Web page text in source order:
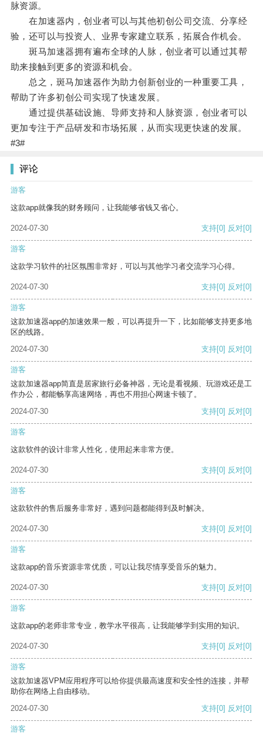
脉资源。
在加速器内，创业者可以与其他初创公司交流、分享经
验，还可以与投资人、业界专家建立联系，拓展合作机会。
斑马加速器拥有遍布全球的人脉，创业者可以通过其帮
助来接触到更多的资源和机会。
总之，斑马加速器作为助力创新创业的一种重要工具，
帮助了许多初创公司实现了快速发展。
通过提供基础设施、导师支持和人脉资源，创业者可以
更加专注于产品研发和市场拓展，从而实现更快速的发展。
#3#
评论
游客
这款app就像我的财务顾问，让我能够省钱又省心。
2024-07-30 支持[0] 反对[0]
游客
这款学习软件的社区氛围非常好，可以与其他学习者交流学习心得。
2024-07-30 支持[0] 反对[0]
游客
这款加速器app的加速效果一般，可以再提升一下，比如能够支持更多地
区的线路。
2024-07-30
支持[0] 反对[0]
游客
这款加速器app简直是居家旅行必备神器，无论是看视频、玩游戏还是工
作办公，都能畅享高速网络，再也不用担心网速卡顿了。
2024-07-30
支持[0] 反对[0]
游客
这款软件的设计非常人性化，使用起来非常方便。
2024-07-30 支持[0] 反对[0]
游客
这款软件的售后服务非常好，遇到问题都能得到及时解决。
2024-07-30 支持[0] 反对[0]
游客
这款app的音乐资源非常优质，可以让我尽情享受音乐的魅力。
2024-07-30 支持[0] 反对[0]
游客
这款app的老师非常专业，教学水平很高，让我能够学到实用的知识。
2024-07-30 支持[0] 反对[0]
游客
这款加速器VPM应用程序可以给你提供最高速度和安全性的连接，并帮
助你在网络上自由移动。
2024-07-30
支持[0] 反对[0]
游客